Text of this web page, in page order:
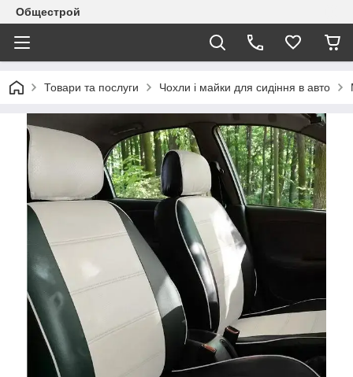
Общестрой
Товари та послуги Чохли і майки для сидіння в авто